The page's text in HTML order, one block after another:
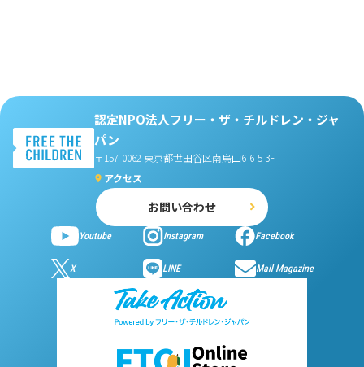
認定NPO法人フリー・ザ・チルドレン・ジャ
パン
〒157-0062 東京都世田谷区南烏山6-6-5 3F
アクセス
お問い合わせ
Youtube Instagram Facebook
X LINE Mail Magazine